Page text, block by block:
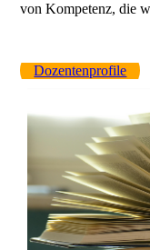
von Kompetenz, die
Dozentenprofile